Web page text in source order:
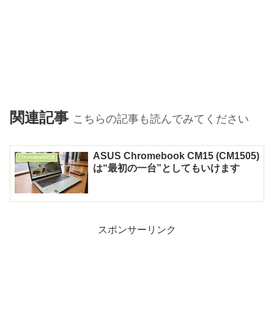
関連記事 こちらの記事も読んでみてください
Chromebook関連
ASUS Chromebook CM15 (CM1505)
は“最初の一台”としてもいけます
スポンサーリンク